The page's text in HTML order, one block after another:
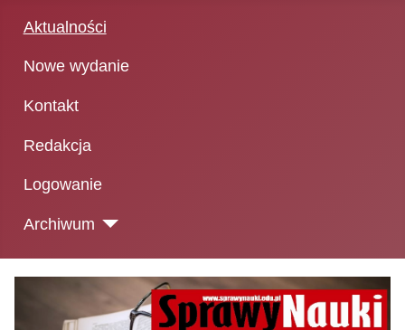
Aktualności
Nowe wydanie
Kontakt
Redakcja
Logowanie
Archiwum